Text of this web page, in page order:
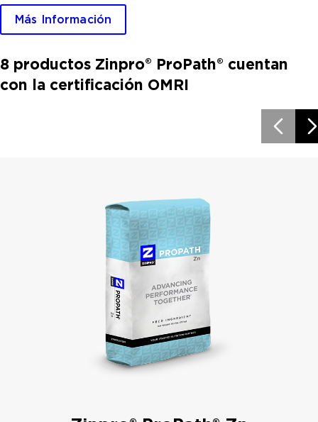
Más Información
8 productos Zinpro® ProPath® cuentan
con la certificación OMRI